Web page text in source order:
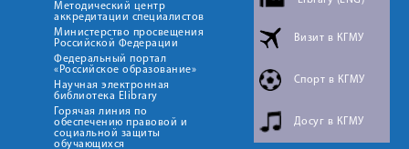
Методический центр
аккредитации специалистов
Министерство просвещения
Российской Федерации
Федеральный портал
«Российское образование»
Научная электронная
библиотека Elibrary
Горячая линия по
обеспечению правовой и
социальной защиты
обучающихся
Визит в КГМУ
Спорт в КГМУ
Досуг в КГМУ